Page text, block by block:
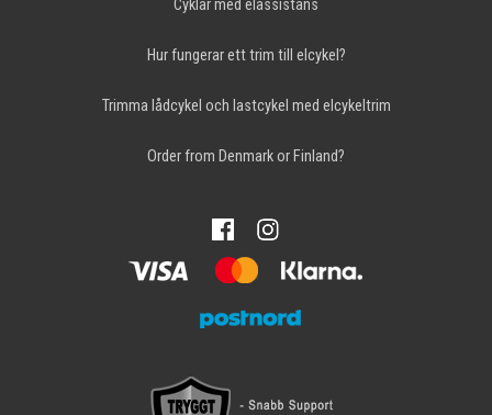
Cyklar med elassistans
Hur fungerar ett trim till elcykel?
Trimma lådcykel och lastcykel med elcykeltrim
Order from Denmark or Finland?